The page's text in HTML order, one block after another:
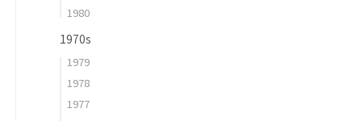
1980
1970s
1979
1978
1977